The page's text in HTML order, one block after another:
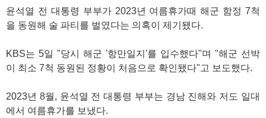
윤석열 전 대통령 부부가 2023년 여름휴가때 해군 함정 7척
을 동원해 술 파티를 벌였다는 의혹이 제기됐다.
KBS는 5일 "당시 해군 '항만일지'를 입수했다"며 "해군 선박
이 최소 7척 동원된 정황이 처음으로 확인됐다"고 보도했다.
2023년 8월, 윤석열 전 대통령 부부는 경남 진해와 저도 일대
에서 여름휴가를 보냈다.